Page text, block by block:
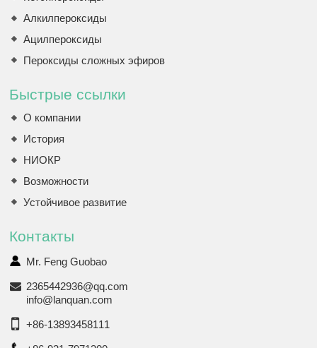
Алкилпероксиды
Ацилпероксиды
Пероксиды сложных эфиров
Быстрые ссылки
О компании
История
НИОКР
Возможности
Устойчивое развитие
Контакты
Mr. Feng Guobao
2365442936@qq.com
info@lanquan.com
+86-13893458111